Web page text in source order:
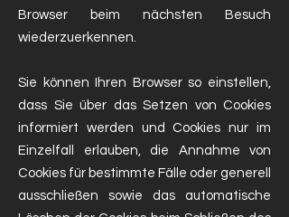
Browser beim nächsten Besuch
wiederzuerkennen.
Sie können Ihren Browser so einstellen,
dass Sie über das Setzen von Cookies
informiert werden und Cookies nur im
Einzelfall erlauben, die Annahme von
Cookies für bestimmte Fälle oder generell
ausschließen sowie das automatische